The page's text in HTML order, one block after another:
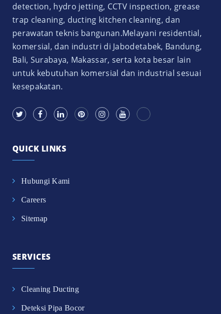
detection, hydro jetting, CCTV inspection, grease
trap cleaning, ducting kitchen cleaning, dan
perawatan teknis bangunan.Melayani residential,
komersial, dan industri di Jabodetabek, Bandung,
Bali, Surabaya, Makassar, serta kota besar lain
untuk kebutuhan komersial dan industrial sesuai
kesepakatan.
QUICK LINKS
Hubungi Kami
Careers
Sitemap
SERVICES
Cleaning Ducting
Deteksi Pipa Bocor